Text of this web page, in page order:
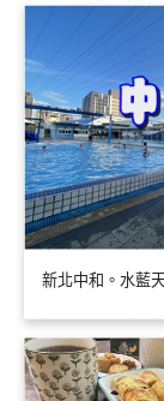
新北中和。水藍